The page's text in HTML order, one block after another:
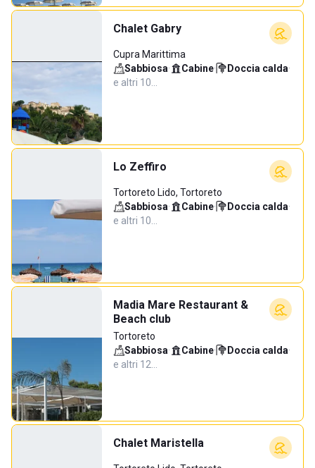
Chalet Gabry
Cupra Marittima
Sabbiosa· Cabine· Doccia calda·
e altri 10…
Lo Zeffiro
Tortoreto Lido, Tortoreto
Sabbiosa· Cabine· Doccia calda·
e altri 10…
Madia Mare Restaurant &
Beach club
Tortoreto
Sabbiosa· Cabine· Doccia calda·
e altri 12…
Chalet Maristella